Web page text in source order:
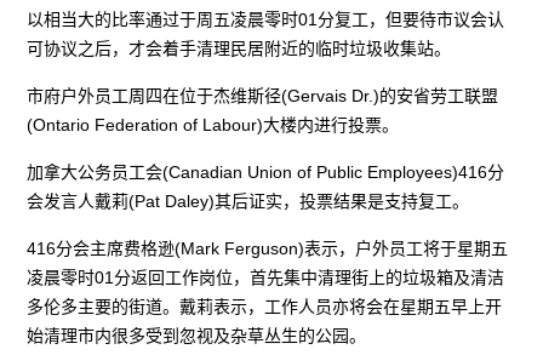
以相当大的比率通过于周五凌晨零时01分复工，但要待市议会认
可协议之后，才会着手清理民居附近的临时垃圾收集站。
市府户外员工周四在位于杰维斯径(Gervais Dr.)的安省劳工联盟
(Ontario Federation of Labour)大楼内进行投票。
加拿大公务员工会(Canadian Union of Public Employees)416分
会发言人戴莉(Pat Daley)其后证实，投票结果是支持复工。
416分会主席费格逊(Mark Ferguson)表示，户外员工将于星期五
凌晨零时01分返回工作岗位，首先集中清理街上的垃圾箱及清洁
多伦多主要的街道。戴莉表示，工作人员亦将会在星期五早上开
始清理市内很多受到忽视及杂草丛生的公园。